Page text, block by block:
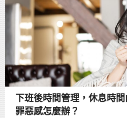
下班後時間管理，休息時
罪惡感怎麼辦？